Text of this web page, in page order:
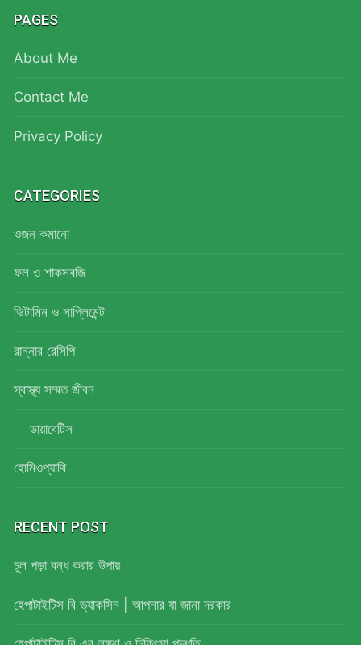
PAGES
About Me
Contact Me
Privacy Policy
CATEGORIES
ওজন কমানো
ফল ও শাকসবজি
ভিটামিন ও সাপ্লিমেন্ট
রান্নার রেসিপি
স্বাস্থ্য সম্মত জীবন
ডায়াবেটিস
হোমিওপ্যাথি
RECENT POST
চুল পড়া বন্ধ করার উপায়
হেপাটাইটিস বি ভ্যাকসিন | আপনার যা জানা দরকার